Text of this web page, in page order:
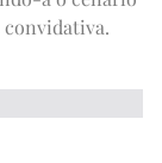
convidativa.